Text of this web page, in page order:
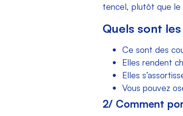
tencel, plutôt que le
Quels sont
Ce sont des
Elles rendent
Elles
Vous pouvez
2/ Comment